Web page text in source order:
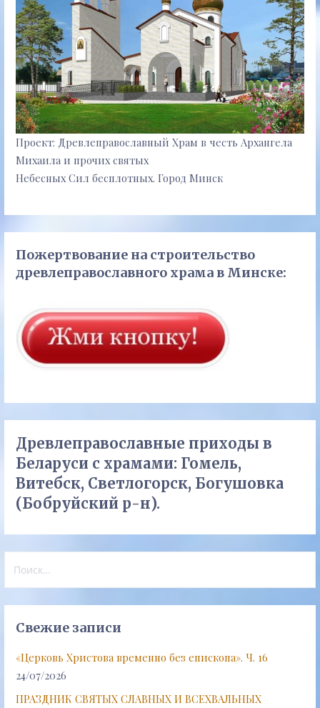
Проект: Древлеправославный Храм в честь Архангела
Михаила и прочих святых
Небесных Сил бесплотных. Город Минск
Пожертвование на строительство
древлеправославного храма в Минске:
Древлеправославные приходы в
Беларуси с храмами: Гомель,
Витебск, Светлогорск, Богушовка
(Бобруйский р-н).
Свежие записи
«Церковь Христова временно без епископа». Ч. 16
24/07/2026
ПРАЗДНИК СВЯТЫХ СЛАВНЫХ И ВСЕХВАЛЬНЫХ